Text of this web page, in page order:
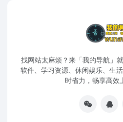
找网站太麻烦？来「我的导航」
软件、学习资源、休闲娱乐、生
时省力，畅享高效